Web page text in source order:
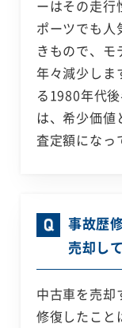
ーはその走行
ポーツでも人
きもので、モ
年々減少しま
る1980年代
は、希少価
査定額になっ
事故歴
売却し
中古車を売却
修復したこと